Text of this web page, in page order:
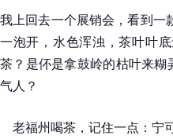
我上回去一个展销会，看到一
一泡开，水色浑浊，茶叶叶
茶？是伓是拿鼓岭的枯叶来
气人？
老福州喝茶，记住一点：宁